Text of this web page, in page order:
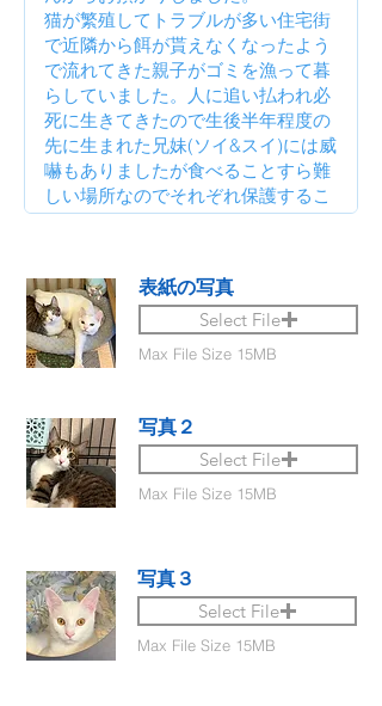
表紙の写真
Select File
Max File Size 15MB
写真２
Select File
Max File Size 15MB
写真３
Select File
Max File Size 15MB